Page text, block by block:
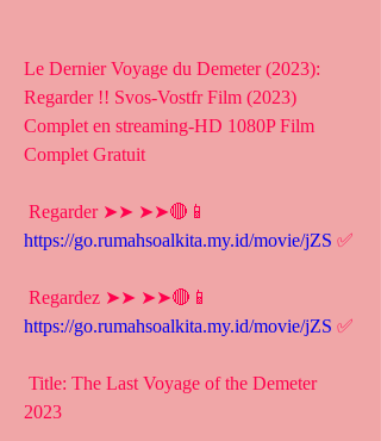
Le Dernier Voyage du Demeter (2023):
Regarder !! Svos-Vostfr Film (2023)
Complet en streaming-HD 1080P Film
Complet Gratuit
https://go.rumahsoalkita.my.id/movie/jZS ✅
https://go.rumahsoalkita.my.id/movie/jZS ✅
2023